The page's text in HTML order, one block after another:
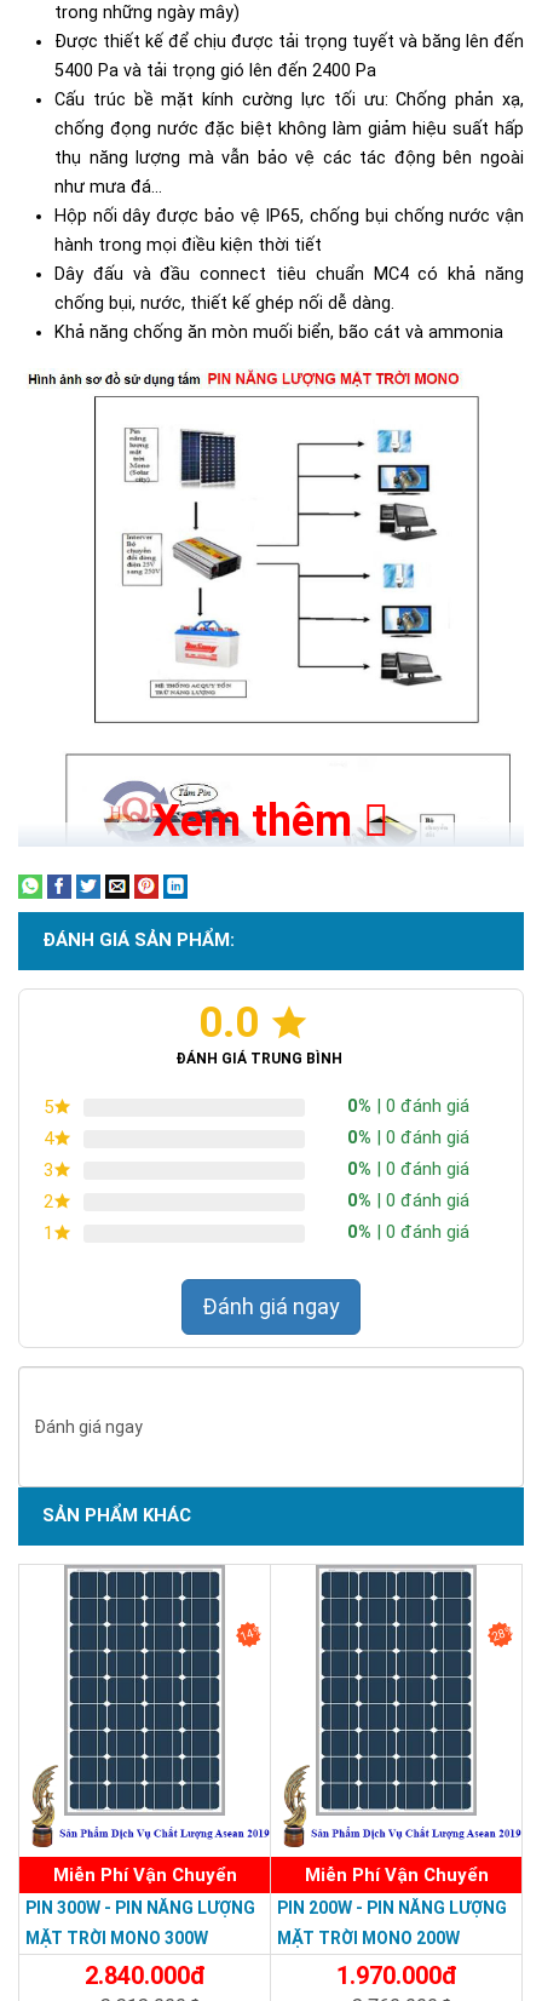
trong những ngày mây)
Được thiết kế để chịu được tải trọng tuyết và băng lên đến
5400 Pa và tải trọng gió lên đến 2400 Pa
Cấu trúc bề mặt kính cường lực tối ưu: Chống phản xạ,
chống đọng nước đặc biệt không làm giảm hiệu suất hấp
thụ năng lượng mà vẫn bảo vệ các tác động bên ngoài
như mưa đá...
Hộp nối dây được bảo vệ IP65, chống bụi chống nước vận
hành trong mọi điều kiện thời tiết
Dây đấu và đầu connect tiêu chuẩn MC4 có khả năng
chống bụi, nước, thiết kế ghép nối dễ dàng.
Khả năng chống ăn mòn muối biển, bão cát và ammonia​
* Thông số kỹ thuật tấm
PIN NĂNG LƯỢNG MẶT TRỜI
PIN NĂNG LƯỢNG MẶT TRỜI MONO 95 W
Công suất tấm pin NL
mặt trời
95 W
Isc
5.66 A
Vmp
17.95 V
Dòng danh định
Imp
5.29 A
16.98%
(monocrystalline)
Cấu tạo tấm pin mặt trời -
EVA-TPT & Khung
nhôm
Chất lượng sản phẩm
IEC 61215, IEC
61730, TUV
Nhiệt độ hoạt động
- 40oC ~ 80oC
Kích thước
mm
1005*668*35
Trọng lượng
Kg
Bảo hành
-
10 năm
Tuổi thọ sản phẩm
-
năm
CÔNG TY TNHH TM DV HOÀNG QUỐC BẢO
Xem thêm
ĐÁNH GIÁ SẢN PHẨM:
0.0
ĐÁNH GIÁ TRUNG BÌNH
5 0% | 0 đánh giá
4
0% | 0 đánh giá
3
0% | 0 đánh giá
2
0% | 0 đánh giá
1
0% | 0 đánh giá
Đánh giá ngay
Đánh giá ngay
SẢN PHẨM KHÁC
14%
Miễn Phí Vận Chuyển
PIN 300W - PIN NĂNG LƯỢNG
MẶT TRỜI MONO 300W
2.840.000đ
28%
Miễn Phí Vận Chuyển
PIN 200W - PIN NĂNG LƯỢNG
MẶT TRỜI MONO 200W
1.970.000đ